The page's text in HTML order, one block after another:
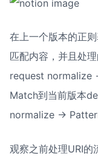
在上一个版本的正
匹配内容，并且处
request
Match到当前版本
normalize →
观察之前处理URI